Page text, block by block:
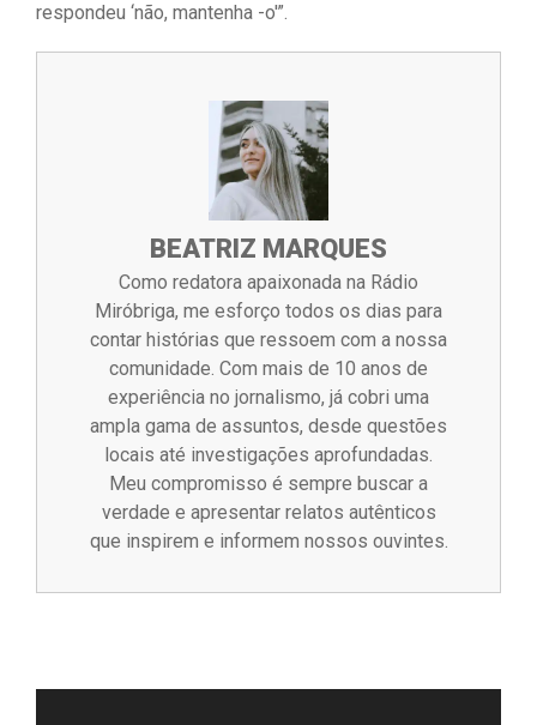
respondeu ‘não, mantenha -o'”.
BEATRIZ MARQUES
Como redatora apaixonada na Rádio
Miróbriga, me esforço todos os dias para
contar histórias que ressoem com a nossa
comunidade. Com mais de 10 anos de
experiência no jornalismo, já cobri uma
ampla gama de assuntos, desde questões
locais até investigações aprofundadas.
Meu compromisso é sempre buscar a
verdade e apresentar relatos autênticos
que inspirem e informem nossos ouvintes.